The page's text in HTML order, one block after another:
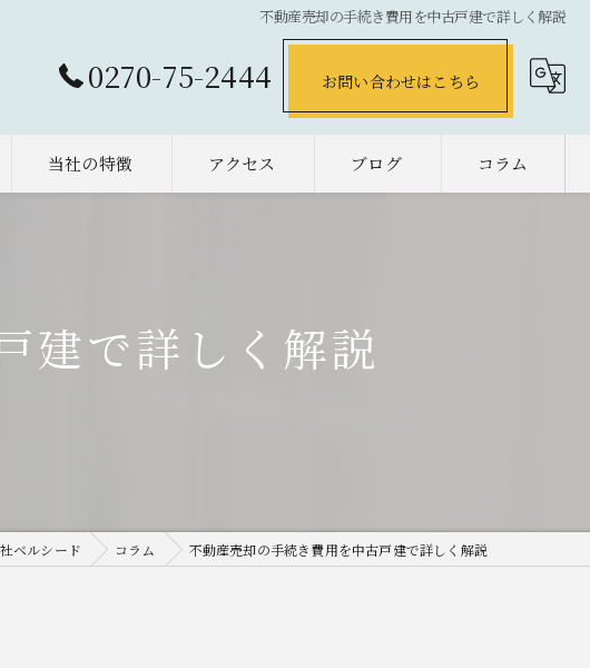
不動産売却の手続き費用を中古戸建で詳しく解説
0270-75-2444 お問い合わせはこちら
当社の特徴
相続
アクセス ブログ コラム
建で詳しく解説
ベルシード コラム 不動産売却の手続き費用を中古戸建で詳しく解説